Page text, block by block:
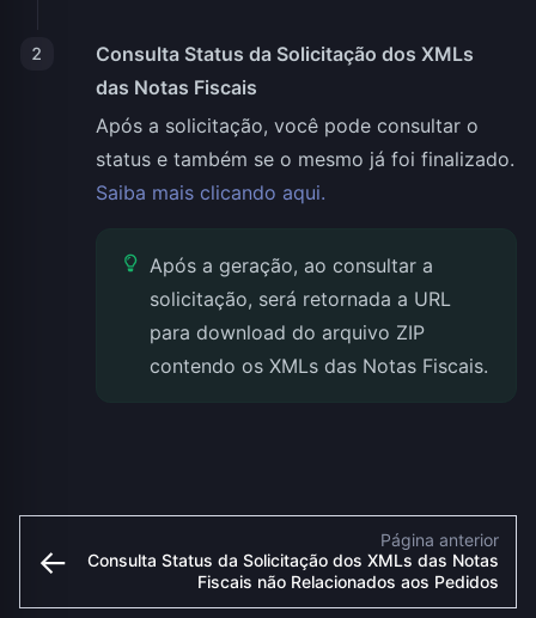
2
Consulta Status da Solicitação dos XMLs
das Notas Fiscais
Após a solicitação, você pode consultar o
status e também se o mesmo já foi finalizado.
Saiba mais clicando aqui.
Após a geração, ao consultar a
solicitação, será retornada a URL
para download do arquivo ZIP
contendo os XMLs das Notas Fiscais.
←
Página anterior
Consulta Status da Solicitação dos XMLs das Notas
Fiscais não Relacionados aos Pedidos